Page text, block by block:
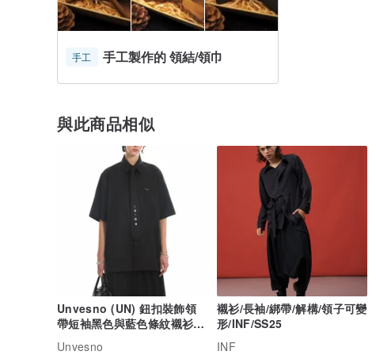
手工 手工製作的 領結/領巾
與此商品相似
Unvesno (UN) 鈕扣裝飾領
帶短袖黑色與藍色條紋襯衫
SWS-1689
Unvesno
襯衫/長袖/綁帶/解構/領子可變
形/INF/SS25
INF